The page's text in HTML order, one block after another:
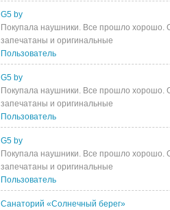
G5 by
Покупала наушники. Все прошло хорошо.
запечатаны и оригинальные
Пользователь
G5 by
Покупала наушники. Все прошло хорошо.
запечатаны и оригинальные
Пользователь
G5 by
Покупала наушники. Все прошло хорошо.
запечатаны и оригинальные
Пользователь
Санаторий «Солнечный берег»